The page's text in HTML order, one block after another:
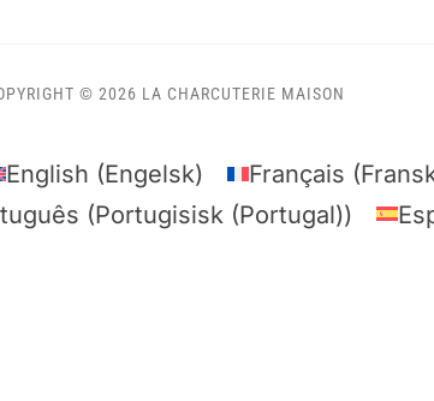
© 2026 LA CHARCUTERIE MAISON
English (Engelsk) Français (
(Portugisisk (Portugal))